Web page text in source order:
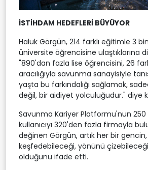
İSTİHDAM HEDEFLERİ BÜYÜYOR
Haluk Görgün, 214 farklı eğitimle 3
üniversite öğrencisine ulaştıklarına
"890'dan fazla lise öğrencisini, 26
aracılığıyla savunma sanayisiyle
yaşta bu farkındalığı sağlamak,
değil, bir aidiyet yolculuğudur." diye
Savunma Kariyer Platformu'nun
kullanıcıyı 320'den fazla firmayla
değinen Görgün, artık her bir
keşfedebileceği, yönünü
olduğunu ifade etti.